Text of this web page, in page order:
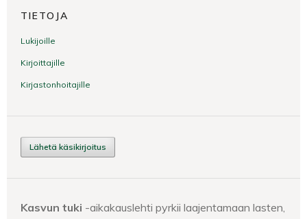
TIETOJA
Lukijoille
Kirjoittajille
Kirjastonhoitajille
Lähetä käsikirjoitus
Kasvun tuki -aikakauslehti pyrkii laajentamaan lasten,